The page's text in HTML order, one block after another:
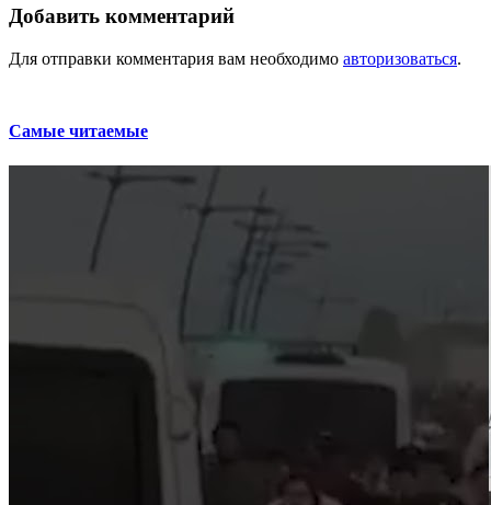
Добавить комментарий
Для отправки комментария вам необходимо авторизоваться.
Самые читаемые